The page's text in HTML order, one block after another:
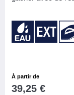
À partir de
39,25 €